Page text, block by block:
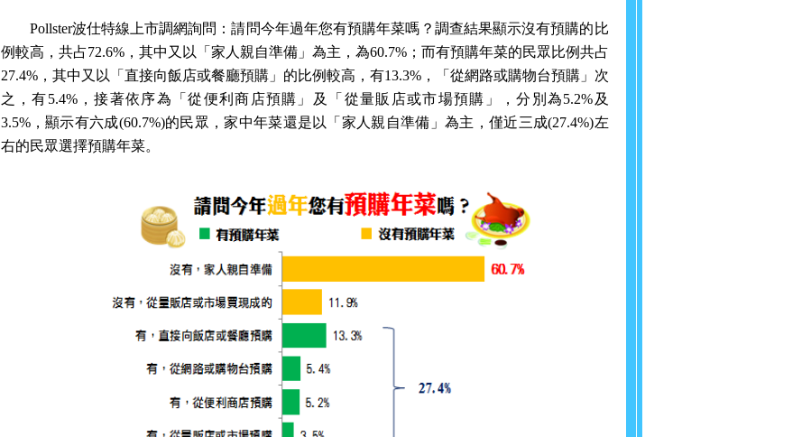
Pollster波仕特線上市調網詢問：請問今年過年您有預購年菜嗎？ 調查結果顯示沒有預購的比
例較高，共占72.6%，其中又以「家人親自準備」為主，為60.7%；而有預購年菜的民眾比例共占
27.4%，其中又以「直接向飯店或餐廳預購」的比例較高，有13.3%，「從網路或購物台預購」次
之，有5.4%，接著依序為「從便利商店預購」及「從量販店或市場預購」，分別為5.2% 及
3.5%，顯示有六成(60.7%)的民眾，家中年菜還是以「家人親自準備」為主，僅近三成(27.4%)左
右的民眾選擇預購年菜。